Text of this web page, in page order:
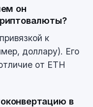
он
к
доллару). Его
от ETH
в